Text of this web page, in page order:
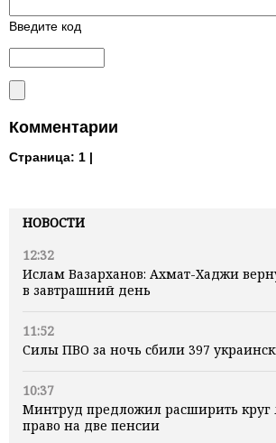
НОВОСТИ
12:32
Ислам Вазарханов: Ахмат-Хаджи
в завтрашний день
11:52
Силы ПВО за ночь сбили 397
10:37
Минтруд предложил расширить
право на две пенсии
Введите код
Комментарии
Страница: 1 |